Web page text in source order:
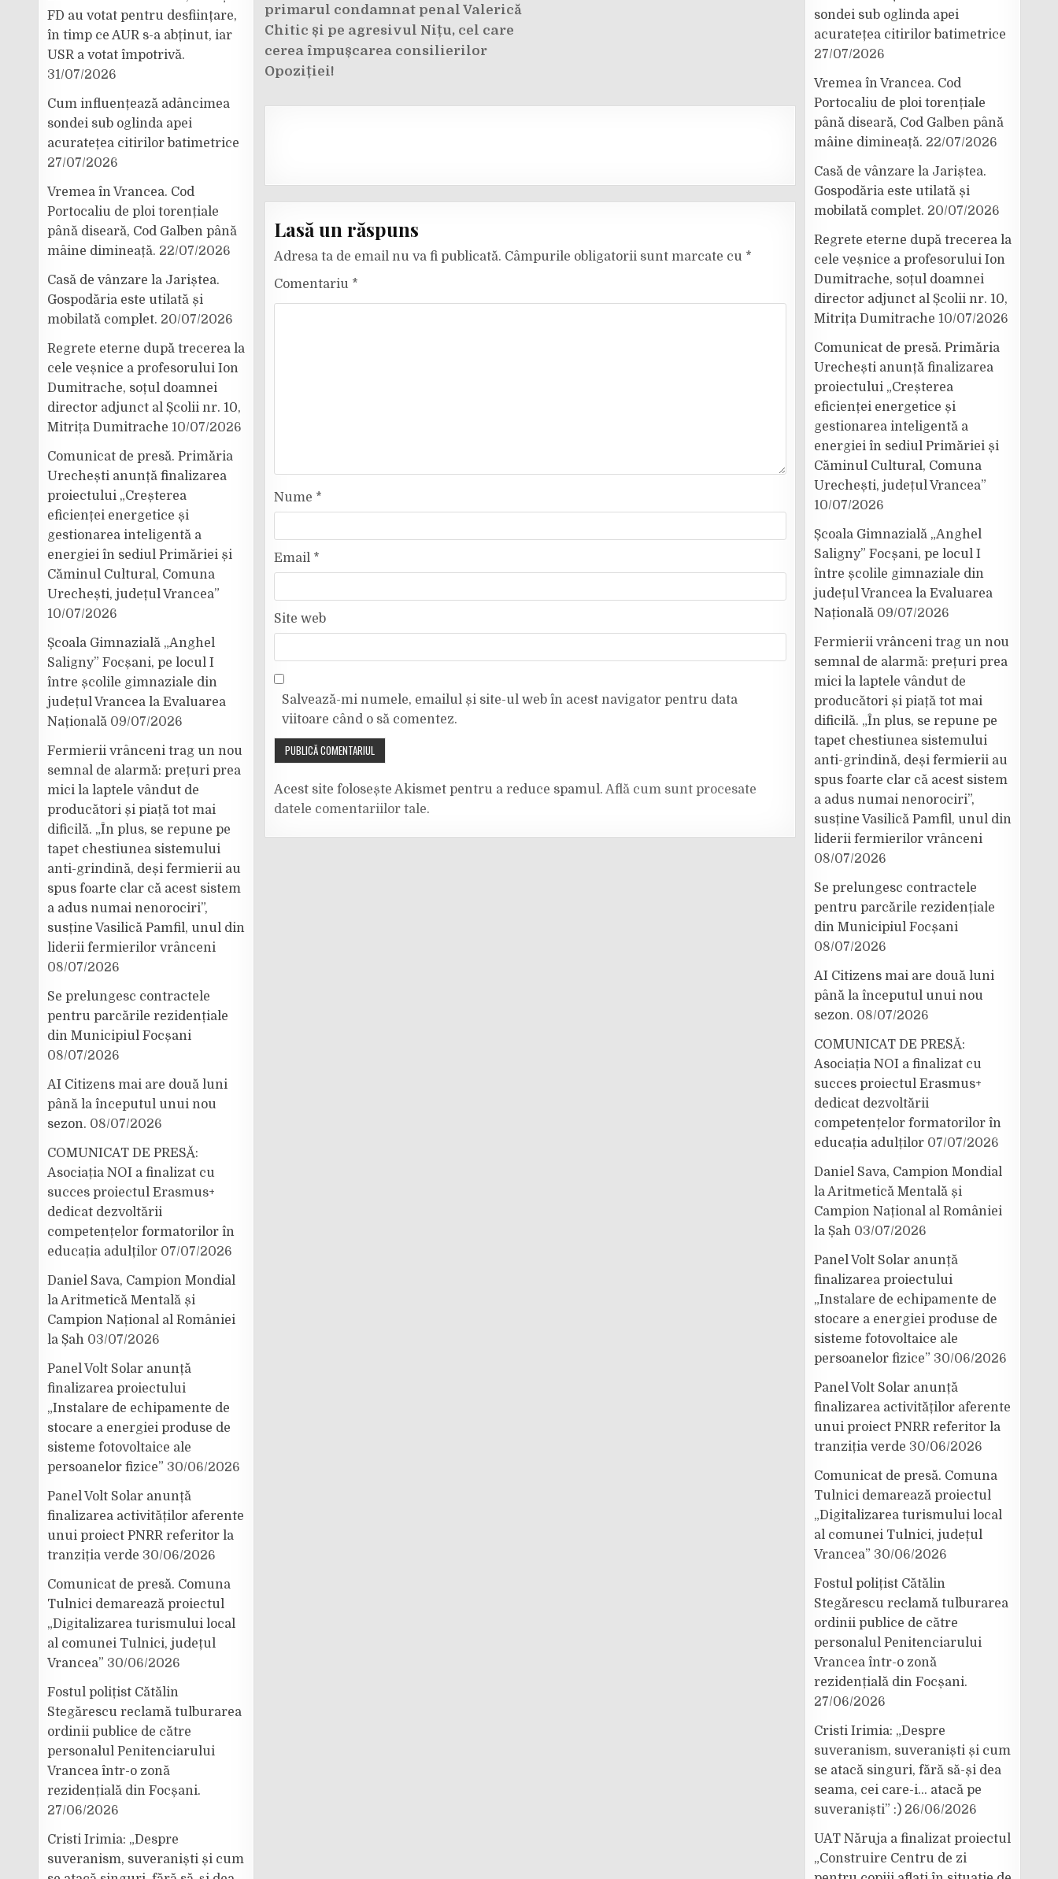
primarul condamnat penal Valerică
Chitic și pe agresivul Nițu, cel care
cerea împușcarea consilierilor
Opoziției!
Lasă un răspuns
Adresa ta de email nu va fi publicată. Câmpurile obligatorii sunt marcate cu *
Comentariu *
Nume *
Email *
Site web
Salvează-mi numele, emailul și site-ul web în acest navigator pentru data
viitoare când o să comentez.
Acest site folosește Akismet pentru a reduce spamul. Află cum sunt procesate
datele comentariilor tale.
FD au votat pentru desființare,
în timp ce AUR s-a abținut, iar
USR a votat împotrivă.
31/07/2026
Cum influențează adâncimea
sondei sub oglinda apei
acuratețea citirilor batimetrice
27/07/2026
Vremea în Vrancea. Cod
Portocaliu de ploi torențiale
până diseară, Cod Galben până
mâine dimineață. 22/07/2026
Casă de vânzare la Jariștea.
Gospodăria este utilată și
mobilată complet. 20/07/2026
Regrete eterne după trecerea la
cele veșnice a profesorului Ion
Dumitrache, soțul doamnei
director adjunct al Școlii nr. 10,
Mitrița Dumitrache 10/07/2026
Comunicat de presă. Primăria
Urechești anunță finalizarea
proiectului „Creșterea
eficienței energetice și
gestionarea inteligentă a
energiei în sediul Primăriei și
Căminul Cultural, Comuna
Urechești, județul Vrancea”
10/07/2026
Școala Gimnazială „Anghel
Saligny” Focșani, pe locul I
între școlile gimnaziale din
județul Vrancea la Evaluarea
Națională 09/07/2026
Fermierii vrânceni trag un nou
semnal de alarmă: prețuri prea
mici la laptele vândut de
producători și piață tot mai
dificilă. „În plus, se repune pe
tapet chestiunea sistemului
anti-grindină, deși fermierii au
spus foarte clar că acest sistem
a adus numai nenorociri”,
susține Vasilică Pamfil, unul din
liderii fermierilor vrânceni
08/07/2026
Se prelungesc contractele
pentru parcările rezidențiale
din Municipiul Focșani
08/07/2026
AI Citizens mai are două luni
până la începutul unui nou
sezon. 08/07/2026
COMUNICAT DE PRESĂ:
Asociația NOI a finalizat cu
succes proiectul Erasmus+
dedicat dezvoltării
competențelor formatorilor în
educația adulților 07/07/2026
Daniel Sava, Campion Mondial
la Aritmetică Mentală și
Campion Național al României
la Șah 03/07/2026
Panel Volt Solar anunță
finalizarea proiectului
„Instalare de echipamente de
stocare a energiei produse de
sisteme fotovoltaice ale
persoanelor fizice” 30/06/2026
Panel Volt Solar anunță
finalizarea activităților aferente
unui proiect PNRR referitor la
tranziția verde 30/06/2026
Comunicat de presă. Comuna
Tulnici demarează proiectul
„Digitalizarea turismului local
al comunei Tulnici, județul
Vrancea” 30/06/2026
Fostul polițist Cătălin
Stegărescu reclamă tulburarea
ordinii publice de către
personalul Penitenciarului
Vrancea într-o zonă
rezidențială din Focșani.
27/06/2026
Cristi Irimia: „Despre
suveranism, suveraniști și cum
sondei sub oglinda apei
acuratețea citirilor batimetrice
27/07/2026
Vremea în Vrancea. Cod
Portocaliu de ploi torențiale
până diseară, Cod Galben până
mâine dimineață. 22/07/2026
Casă de vânzare la Jariștea.
Gospodăria este utilată și
mobilată complet. 20/07/2026
Regrete eterne după trecerea la
cele veșnice a profesorului Ion
Dumitrache, soțul doamnei
director adjunct al Școlii nr. 10,
Mitrița Dumitrache 10/07/2026
Comunicat de presă. Primăria
Urechești anunță finalizarea
proiectului „Creșterea
eficienței energetice și
gestionarea inteligentă a
energiei în sediul Primăriei și
Căminul Cultural, Comuna
Urechești, județul Vrancea”
10/07/2026
Școala Gimnazială „Anghel
Saligny” Focșani, pe locul I
între școlile gimnaziale din
județul Vrancea la Evaluarea
Națională 09/07/2026
Fermierii vrânceni trag un nou
semnal de alarmă: prețuri prea
mici la laptele vândut de
producători și piață tot mai
dificilă. „În plus, se repune pe
tapet chestiunea sistemului
anti-grindină, deși fermierii au
spus foarte clar că acest sistem
a adus numai nenorociri”,
susține Vasilică Pamfil, unul din
liderii fermierilor vrânceni
08/07/2026
Se prelungesc contractele
pentru parcările rezidențiale
din Municipiul Focșani
08/07/2026
AI Citizens mai are două luni
până la începutul unui nou
sezon. 08/07/2026
COMUNICAT DE PRESĂ:
Asociația NOI a finalizat cu
succes proiectul Erasmus+
dedicat dezvoltării
competențelor formatorilor în
educația adulților 07/07/2026
Daniel Sava, Campion Mondial
la Aritmetică Mentală și
Campion Național al României
la Șah 03/07/2026
Panel Volt Solar anunță
finalizarea proiectului
„Instalare de echipamente de
stocare a energiei produse de
sisteme fotovoltaice ale
persoanelor fizice” 30/06/2026
Panel Volt Solar anunță
finalizarea activităților aferente
unui proiect PNRR referitor la
tranziția verde 30/06/2026
Comunicat de presă. Comuna
Tulnici demarează proiectul
„Digitalizarea turismului local
al comunei Tulnici, județul
Vrancea” 30/06/2026
Fostul polițist Cătălin
Stegărescu reclamă tulburarea
ordinii publice de către
personalul Penitenciarului
Vrancea într-o zonă
rezidențială din Focșani.
27/06/2026
Cristi Irimia: „Despre
suveranism, suveraniști și cum
se atacă singuri, fără să-și dea
seama, cei care-i… atacă pe
suveraniști” :) 26/06/2026
UAT Năruja a finalizat proiectul
„Construire Centru de zi